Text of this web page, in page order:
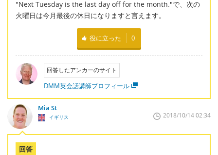
"Next Tuesday is the last day off for the month."で、次の
火曜日は今月最後の休日になりますと言えます。
役に立った 0
回答したアンカーのサイト
DMM英会話講師プロフィール
Mia St
イギリス 2018/10/14 02:34
回答